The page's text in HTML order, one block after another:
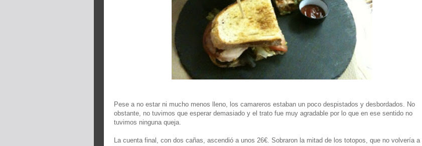
Pese a no estar ni mucho menos lleno, los camareros estaban un poco despistados y desbordados. No
obstante, no tuvimos que esperar demasiado y el trato fue muy agradable por lo que en ese sentido no
tuvimos ninguna queja.
La cuenta final, con dos cañas, ascendió a unos 26€. Sobraron la mitad de los totopos, que no volvería a